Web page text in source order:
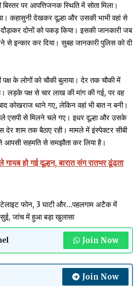
पर आपत्तिजनक स्थिति में सोता मिला।
कहासुनी देखकर दूल्हा और उसकी भाभी वहां से
दोनों को पकड़ किया। इसकी जानकारी जब
से इन्कार कर दिया। सुबह जानकारी पुलिस को दी
पक्ष के लोगों को चौकी बुलाया। देर तक चौकी में
लड़के पक्ष से चार लाख की मांग की गई, पर वह
कोखराज थाने गए, लेकिन वहां भी बात न बनी।
एसपी से मिलने चले गए। इधर दूल्हा और उसके
देर शाम तक बैठाए रही। मामले में इंस्पेक्टर सीबी
ने आपसी सहमति से समझौता कर लिया है।
गायब हो गई दूल्हन, बारात संग रातभर ढूंढता
फोन, 3 घाटी और…पहलगाम अटैक में
जांच में हुआ बड़ा खुलासा
Join Now
Join Now